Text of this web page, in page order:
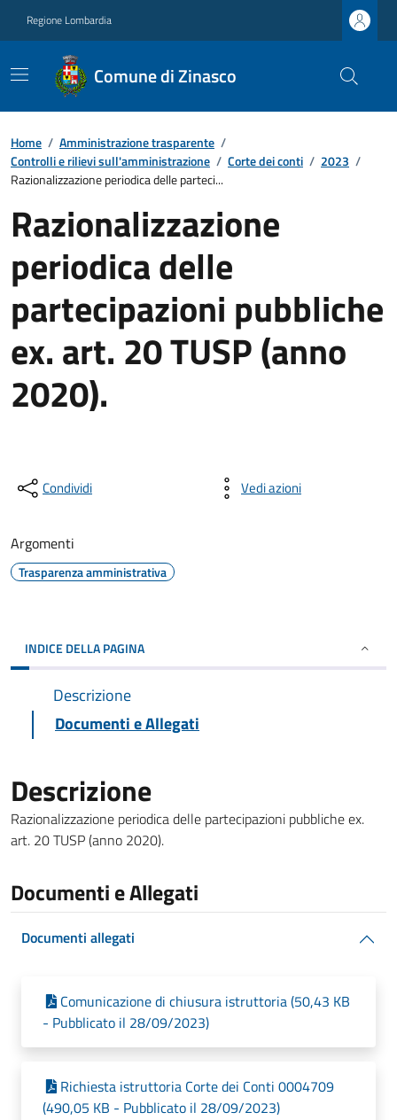
Regione Lombardia
Comune di Zinasco
Home / Amministrazione trasparente /
Controlli e rilievi sull'amministrazione / Corte dei conti / 2023 /
Razionalizzazione periodica delle parteci...
Razionalizzazione
periodica delle
partecipazioni pubbliche
ex. art. 20 TUSP (anno
2020).
Condividi Vedi azioni
Argomenti
Trasparenza amministrativa
INDICE DELLA PAGINA
Descrizione
Documenti e Allegati
Descrizione
Razionalizzazione periodica delle partecipazioni pubbliche ex.
art. 20 TUSP (anno 2020).
Documenti e Allegati
Documenti allegati
Comunicazione di chiusura istruttoria (50,43 KB
- Pubblicato il 28/09/2023)
Richiesta istruttoria Corte dei Conti 0004709
(490,05 KB - Pubblicato il 28/09/2023)